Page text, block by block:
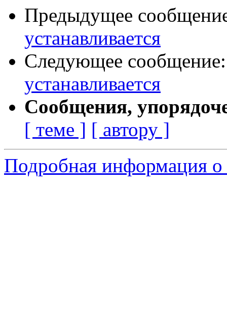
Предыдущее
устанавливается
Следующее
устанавливается
Сообщения,
[ теме ] [ автору ]
Подробная информация о